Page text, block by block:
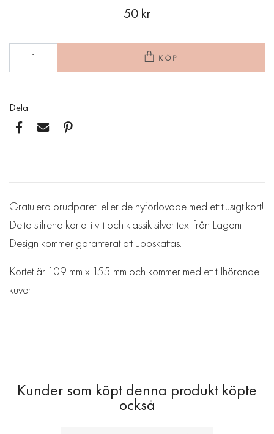
50 kr
KÖP
Dela
Gratulera brudparet eller de nyförlovade med ett tjusigt kort!
Detta stilrena kortet i vitt och klassik silver text från Lagom
Design kommer garanterat att uppskattas.
Kortet är 109 mm x 155 mm och kommer med ett tillhörande
kuvert.